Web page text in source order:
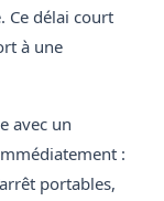
Ce délai court
à une
avec un
:
portables,